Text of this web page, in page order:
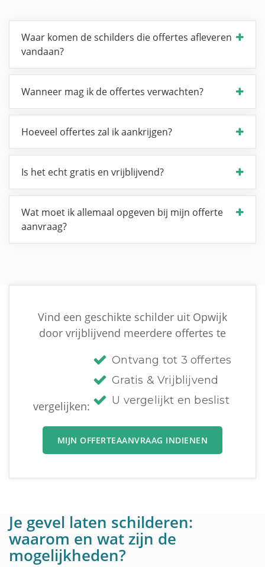
Waar komen de schilders die offertes afleveren
vandaan?
Wanneer mag ik de offertes verwachten?
Hoeveel offertes zal ik aankrijgen?
Is het echt gratis en vrijblijvend?
Wat moet ik allemaal opgeven bij mijn offerte
aanvraag?
Vind een geschikte schilder uit Opwijk
door vrijblijvend meerdere offertes te
vergelijken:
Ontvang tot 3 offertes
Gratis & Vrijblijvend
U vergelijkt en beslist
MIJN OFFERTEAANVRAAG INDIENEN
Je gevel laten schilderen:
waarom en wat zijn de
mogelijkheden?